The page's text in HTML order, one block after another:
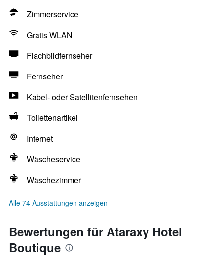
Zimmerservice
Gratis WLAN
Flachbildfernseher
Fernseher
Kabel- oder Satellitenfernsehen
Toilettenartikel
Internet
Wäscheservice
Wäschezimmer
Alle 74 Ausstattungen anzeigen
Bewertungen für Ataraxy Hotel
Boutique